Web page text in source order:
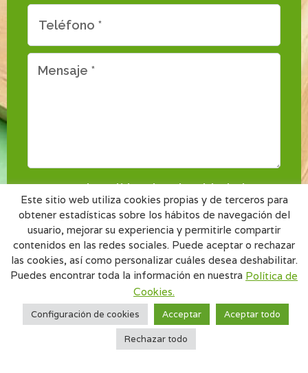
Aceptola Política de Privacidadyla
Política de Cookiesde este sitio web.
ENVIAR
Este sitio web utiliza cookies propias y de terceros para
obtener estadísticas sobre los hábitos de navegación del
usuario, mejorar su experiencia y permitirle compartir
contenidos en las redes sociales. Puede aceptar o rechazar
las cookies, así como personalizar cuáles desea deshabilitar.
Puedes encontrar toda la información en nuestra Política de
Cookies.
Configuración de cookies Acceptar Aceptar todo
Rechazar todo